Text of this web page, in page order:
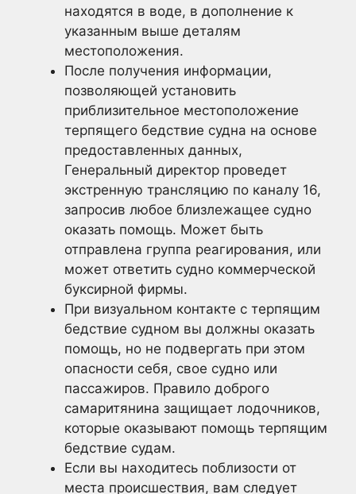
находятся в воде, в дополнение к
указанным выше деталям
местоположения.
После получения информации,
позволяющей установить
приблизительное местоположение
терпящего бедствие судна на основе
предоставленных данных,
Генеральный директор проведет
экстренную трансляцию по каналу 16,
запросив любое близлежащее судно
оказать помощь. Может быть
отправлена группа реагирования, или
может ответить судно коммерческой
буксирной фирмы.
При визуальном контакте с терпящим
бедствие судном вы должны оказать
помощь, но не подвергать при этом
опасности себя, свое судно или
пассажиров. Правило доброго
самаритянина защищает лодочников,
которые оказывают помощь терпящим
бедствие судам.
Если вы находитесь поблизости от
места происшествия, вам следует